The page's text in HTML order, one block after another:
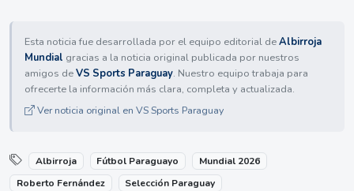
Esta noticia fue desarrollada por el equipo editorial deAlbirroja
Mundial gracias a la noticia original publicada por nuestros
amigos deVS Sports Paraguay. Nuestro equipo trabaja para
ofrecerte la información más clara, completa y actualizada.
Ver noticia original en VS Sports Paraguay
Albirroja Fútbol Paraguayo
Mundial 2026
Roberto Fernández
Selección Paraguay